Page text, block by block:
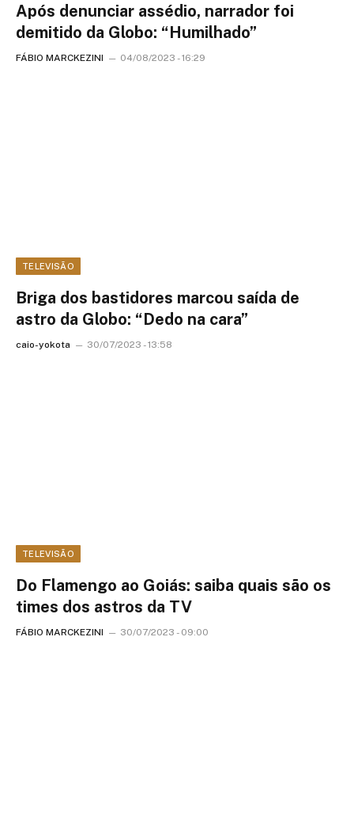
Após denunciar assédio, narrador foi
demitido da Globo: “Humilhado”
FÁBIO MARCKEZINI 04/08/2023 - 16:29
TELEVISÃO
Briga dos bastidores marcou saída de
astro da Globo: “Dedo na cara”
caio-yokota 30/07/2023 - 13:58
TELEVISÃO
Do Flamengo ao Goiás: saiba quais são os
times dos astros da TV
FÁBIO MARCKEZINI 30/07/2023 - 09:00